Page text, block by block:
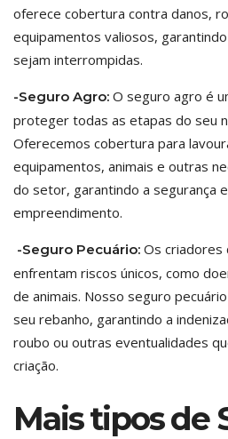
oferece cobertura contra danos,
equipamentos valiosos,
sejam interrompidas.
-Seguro Agro: O seguro agro é
proteger todas as etapas do seu
Oferecemos cobertura para
equipamentos, animais e outras
do setor, garantindo a segurança
empreendimento.
-Seguro Pecuário: Os criadores
enfrentam riscos únicos, como
de animais. Nosso seguro
seu rebanho, garantindo a
roubo ou outras eventualidades
criação.
Mais tipos de